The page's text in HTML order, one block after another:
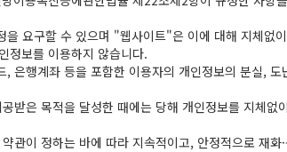
요구할 수 있으며 "웹사이트"은 이에 대해 지체없이
정보를 이용하지 않습니다.
행계좌 등을 포함한 이용자의 개인정보의 분실, 도
은 목적을 달성한 때에는 당해 개인정보를 지체없
이 정하는 바에 따라 지속적이고, 안정적으로 재화·